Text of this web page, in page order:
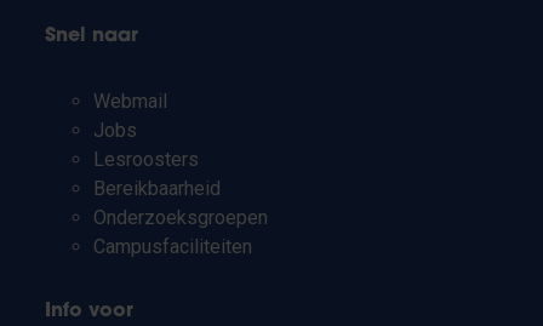
Snel naar
Webmail
Jobs
Lesroosters
Bereikbaarheid
Onderzoeksgroepen
Campusfaciliteiten
Info voor